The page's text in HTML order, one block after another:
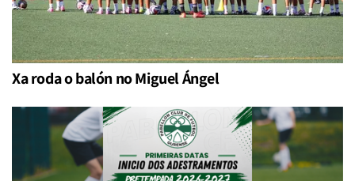
Xa roda o balón no Miguel Ángel